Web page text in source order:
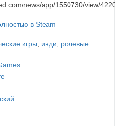
news/app/1550730/view/
в Steam
игры, инди, ролевые